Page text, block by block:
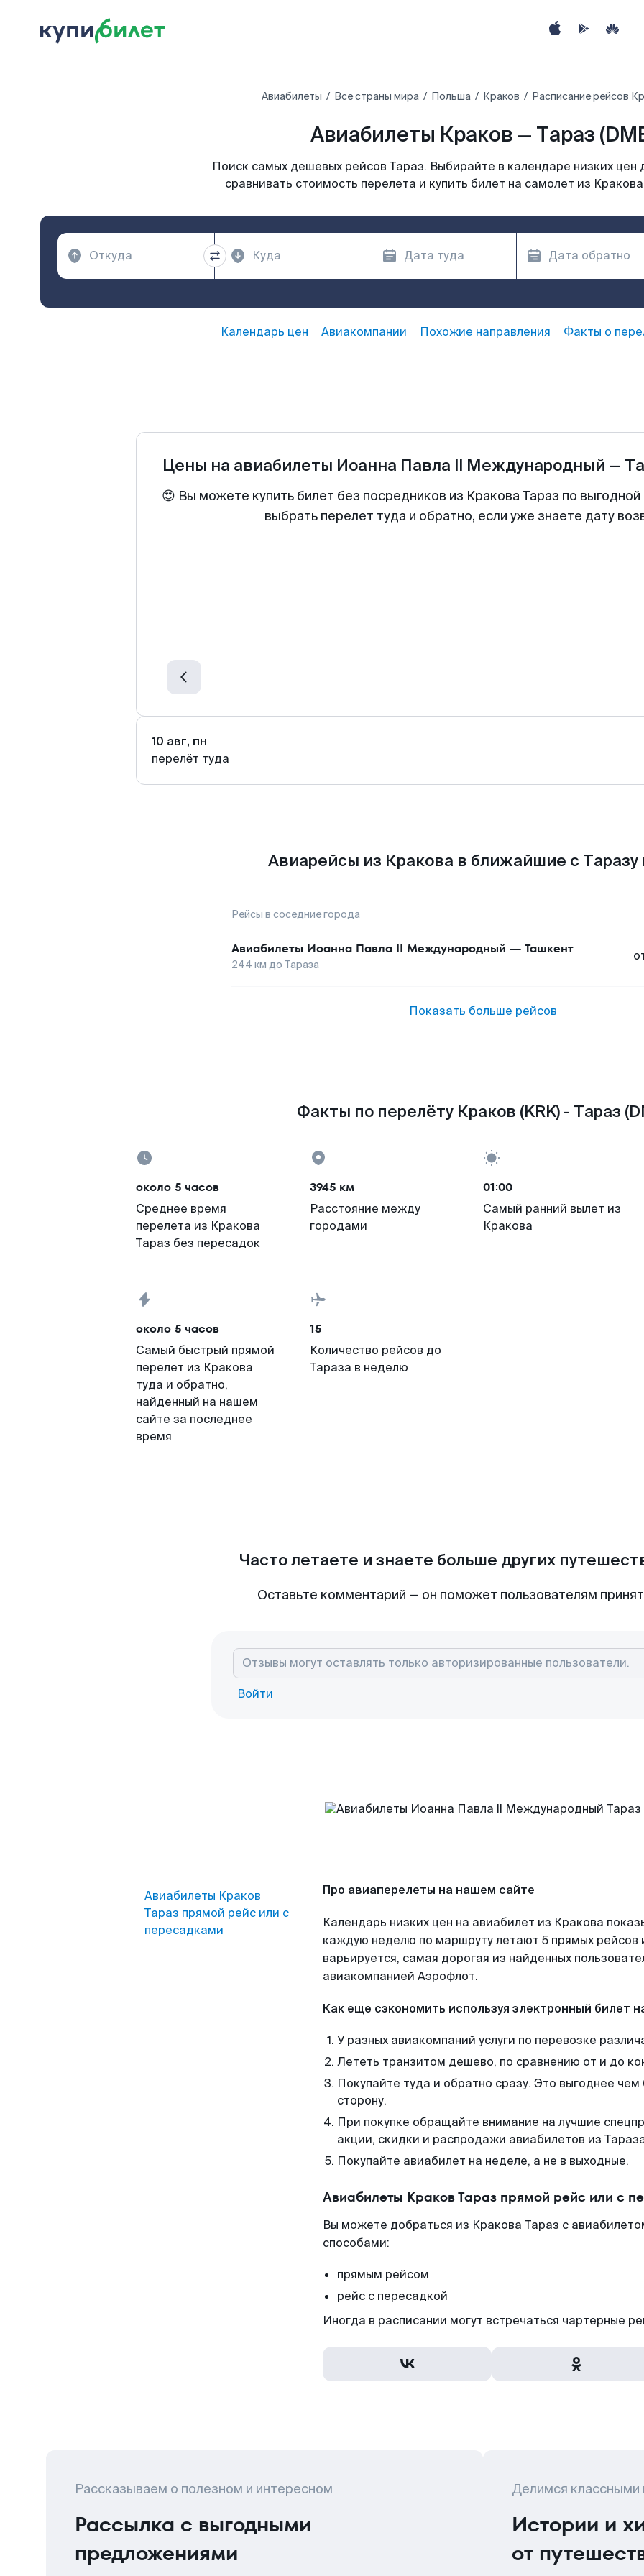
Авиабилеты Все страны мира Польша Краков Расписание рейсов
Авиабилеты Краков — Тараз
Поиск самых дешевых рейсов Тараз. Выбирайте в календаре низких цен
сравнивать стоимость перелета и купить билет на самолет из
Календарь цен Авиакомпании Похожие направления Факты о
Цены на авиабилеты Иоанна Павла II Международный —
😍 Вы можете купить билет без посредников из Кракова Тараз по
выбрать перелет туда и обратно, если уже знаете дату
10 авг, пн
перелёт туда
Авиарейсы из Кракова в ближайшие с Таразу
Рейсы в соседние города
Авиабилеты Иоанна Павла II Международный — Ташкент
244 км до Тараза
Показать больше рейсов
Факты по перелёту Краков (KRK) - Тараз
около 5 часов
Среднее время
перелета из Кракова
Тараз без пересадок
3945 км
Расстояние между
городами
01:00
Самый ранний вылет из
Кракова
около 5 часов
Самый быстрый прямой
перелет из Кракова
туда и обратно,
найденный на нашем
сайте за последнее
время
15
Количество рейсов до
Тараза в неделю
Часто летаете и знаете больше других
Оставьте комментарий — он поможет пользователям
Войти
Авиабилеты Краков
Тараз прямой рейс или с
пересадками
Про авиаперелеты на нашем сайте
Календарь низких цен на авиабилет из Кракова
каждую неделю по маршруту летают 5 прямых рейсов
варьируется, самая дорогая из найденных
авиакомпанией Аэрофлот.
Как еще сэкономить используя электронный билет
У разных авиакомпаний услуги по перевозке
Лететь транзитом дешево, по сравнению от и до
Покупайте туда и обратно сразу. Это выгоднее
сторону.
При покупке обращайте внимание на лучшие
акции, скидки и распродажи авиабилетов из
Покупайте авиабилет на неделе, а не в выходные.
Авиабилеты Краков Тараз прямой рейс или с
Вы можете добраться из Кракова Тараз с
способами:
прямым рейсом
рейс с пересадкой
Иногда в расписании могут встречаться чартерные
Рассказываем о полезном и интересном
Рассылка с выгодными
предложениями
Делимся классными
Истории и
от